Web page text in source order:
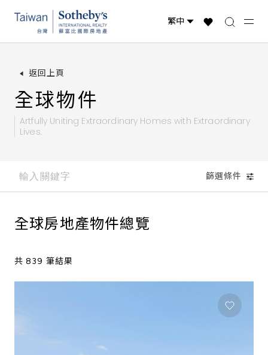
台灣物件
返回上頁
全球物件
Artfully Uniting Extraordinary Homes with Extraordinary
Lives.
篩選條件
全球房地產物件總覽
共 839 筆結果